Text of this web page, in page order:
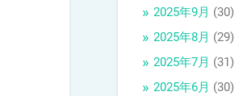
2025年9月 (30)
2025年8月 (29)
2025年7月 (31)
2025年6月 (30)